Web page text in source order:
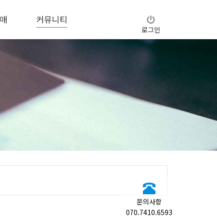
문의사항
070.7410.6593
커뮤니티
로그인